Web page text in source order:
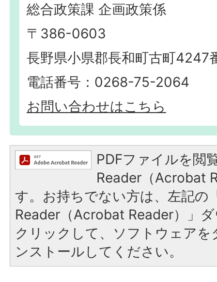
総合政策課 企画政策係
〒386-0603
長野県小県郡長和町古町4247
電話番号：0268-75-2064
お問い合わせはこちら
PDFファイルを閲
Reader（Acrobat
す。お持ちでない方は、左記の
Reader（Acrobat Reader）」
クリックして、ソフトウェア
ンストールしてください。